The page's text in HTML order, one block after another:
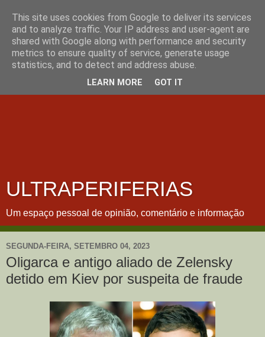
ULTRAPERIFERIAS
Um espaço pessoal de opinião, comentário e informação
SEGUNDA-FEIRA, SETEMBRO 04, 2023
Oligarca e antigo aliado de Zelensky
detido em Kiev por suspeita de fraude
This site uses cookies from Google to deliver its services
and to analyze traffic. Your IP address and user-agent are
shared with Google along with performance and security
metrics to ensure quality of service, generate usage
statistics, and to detect and address abuse.
LEARN MORE GOT IT